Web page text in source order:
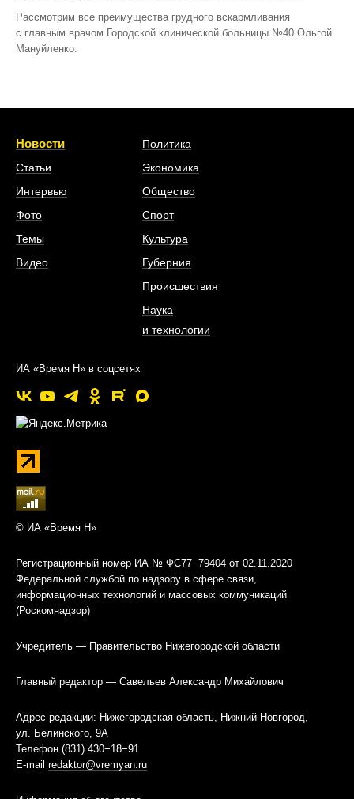
Рассмотрим все преимущества грудного вскармливания
с главным врачом Городской клинической больницы №40 Ольгой
Мануйленко.
Новости
Статьи
Интервью
Фото
Темы
Видео
Политика
Экономика
Общество
Спорт
Культура
Губерния
Происшествия
Наука
и технологии
ИА «Время Н» в соцсетях
© ИА «Время Н»
Регистрационный номер ИА № ФС77−79404 от 02.11.2020
Федеральной службой по надзору в сфере связи,
информационных технологий и массовых коммуникаций
(Роскомнадзор)
Учредитель — Правительство Нижегородской области
Главный редактор — Савельев Александр Михайлович
Адрес редакции: Нижегородская область, Нижний Новгород,
ул. Белинского, 9А
Телефон (831) 430−18−91
E-mail redaktor@vremyan.ru